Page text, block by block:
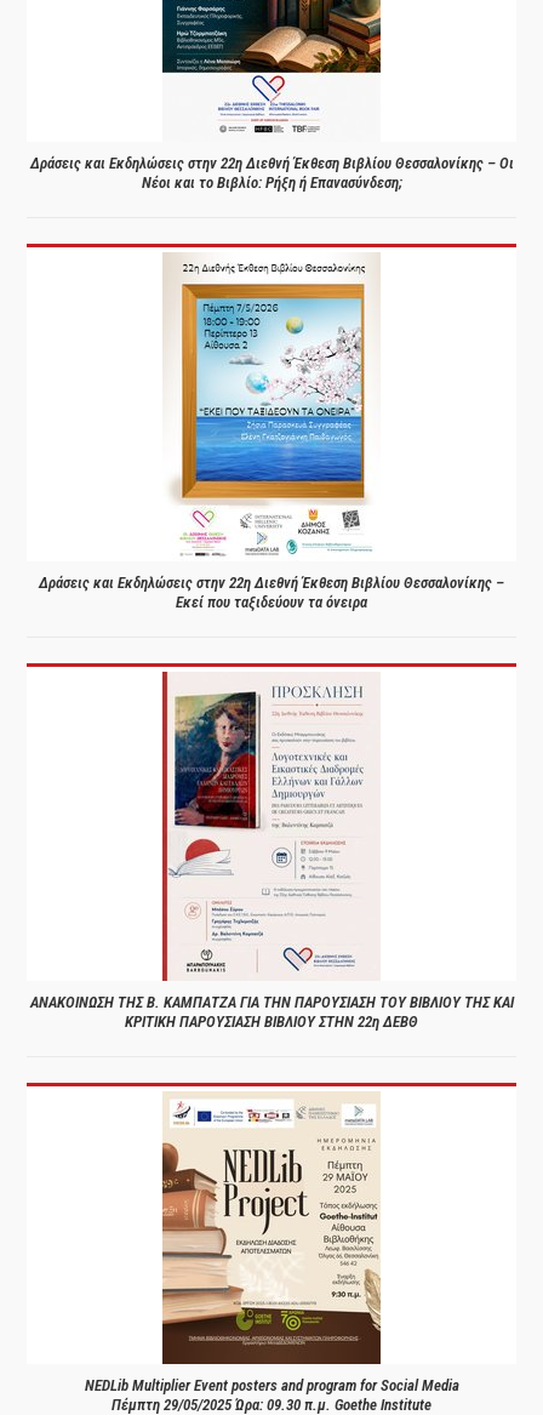
Δράσεις και Εκδηλώσεις στην 22η Διεθνή Έκθεση Βιβλίου Θεσσαλονίκης – Οι
Νέοι και το Βιβλίο: Ρήξη ή Επανασύνδεση;
Δράσεις και Εκδηλώσεις στην 22η Διεθνή Έκθεση Βιβλίου Θεσσαλονίκης –
Εκεί που ταξιδεύουν τα όνειρα
ΑΝΑΚΟΙΝΩΣΗ ΤΗΣ Β. ΚΑΜΠΑΤΖΑ ΓΙΑ ΤΗΝ ΠΑΡΟΥΣΙΑΣΗ ΤΟΥ ΒΙΒΛΙΟΥ ΤΗΣ ΚΑΙ
ΚΡΙΤΙΚΗ ΠΑΡΟΥΣΙΑΣΗ ΒΙΒΛΙΟΥ ΣΤΗΝ 22η ΔΕΒΘ
NEDLib Multiplier Event posters and program for Social Media
Πέμπτη 29/05/2025 Ώρα: 09.30 π.μ. Goethe Institute